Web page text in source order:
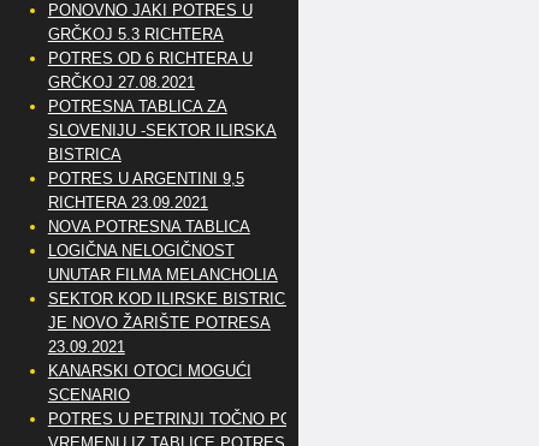
PONOVNO JAKI POTRES U
GRČKOJ 5.3 RICHTERA
POTRES OD 6 RICHTERA U
GRČKOJ 27.08.2021
POTRESNA TABLICA ZA
SLOVENIJU -SEKTOR ILIRSKA
BISTRICA
POTRES U ARGENTINI 9,5
RICHTERA 23.09.2021
NOVA POTRESNA TABLICA
LOGIČNA NELOGIČNOST
UNUTAR FILMA MELANCHOLIA
SEKTOR KOD ILIRSKE BISTRICE
JE NOVO ŽARIŠTE POTRESA
23.09.2021
KANARSKI OTOCI MOGUĆI
SCENARIO
POTRES U PETRINJI TOČNO PO